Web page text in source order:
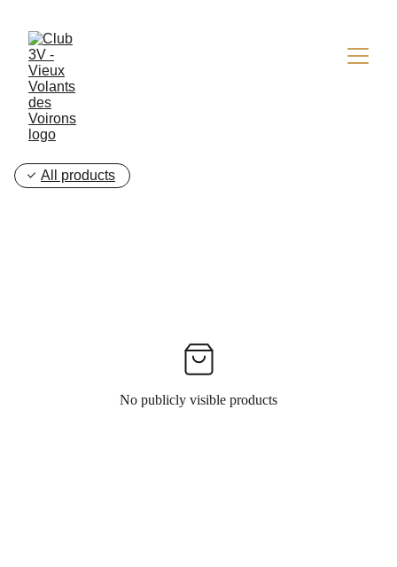
All products
No publicly visible products